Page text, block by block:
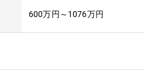
製化を進める方針であり、自社で
工程を中心とした顧客との会議、仕
どの設計ドキュメント作成・対向
発に必要な一連の管理業務をお任
い！■プロジェクトの規模・案件種
：1ヶ月～1年程・メンバー構成例
600万円～1076万円